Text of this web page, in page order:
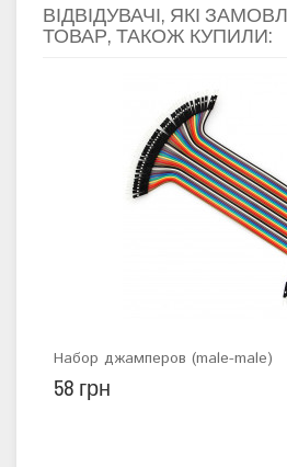
ВІДВІДУВАЧІ, ЯКІ
ТОВАР, ТАКОЖ КУПИЛИ:
Набор джамперов (male-male)
58 грн